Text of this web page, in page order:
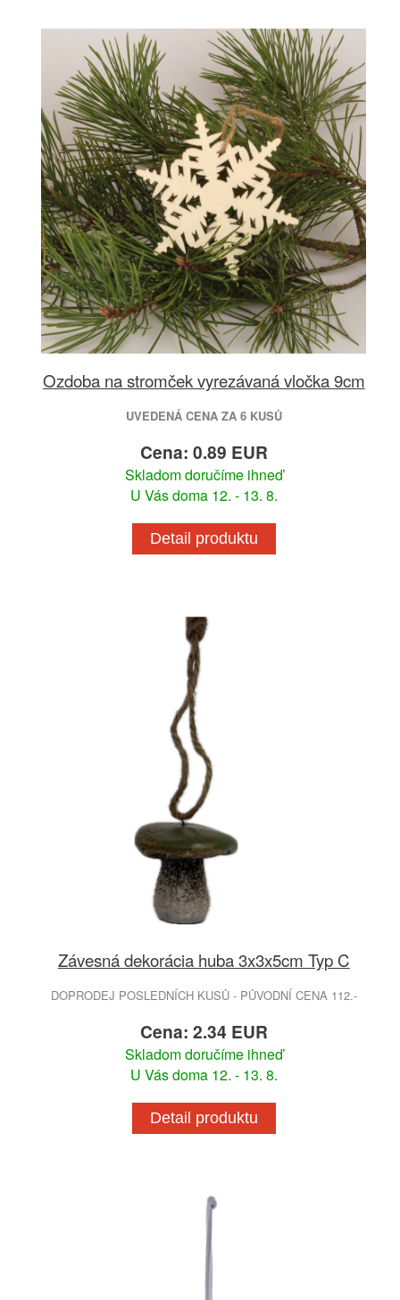
Ozdoba na stromček vyrezávaná vločka 9cm
UVEDENÁ CENA ZA 6 KUSŮ
Cena: 0.89 EUR
Skladom doručíme ihneď
U Vás doma 12. - 13. 8.
Detail produktu
Závesná dekorácia huba 3x3x5cm Typ C
DOPRODEJ POSLEDNÍCH KUSŮ - PŮVODNÍ CENA 112.-
Cena: 2.34 EUR
Skladom doručíme ihneď
U Vás doma 12. - 13. 8.
Detail produktu